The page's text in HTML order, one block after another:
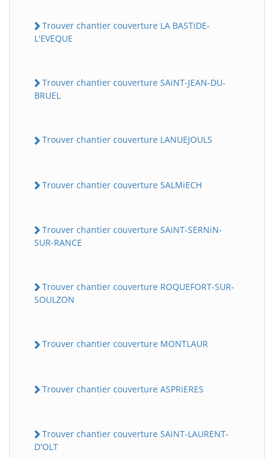
Trouver chantier couverture LA BASTiDE-
L'EVEQUE
Trouver chantier couverture SAiNT-JEAN-DU-
BRUEL
Trouver chantier couverture LANUEJOULS
Trouver chantier couverture SALMiECH
Trouver chantier couverture SAiNT-SERNiN-
SUR-RANCE
Trouver chantier couverture ROQUEFORT-SUR-
SOULZON
Trouver chantier couverture MONTLAUR
Trouver chantier couverture ASPRiERES
Trouver chantier couverture SAiNT-LAURENT-
D'OLT